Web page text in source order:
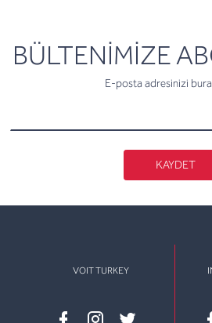
BÜLTENİMİZE
E-posta adresinizi
KAYDET
VOIT TURKEY